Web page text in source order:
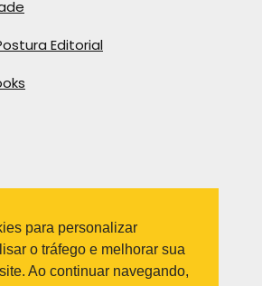
Editorial
do Jacaré
– RJ – CEP: 20970-031
para personalizar
o tráfego e melhorar sua
Ao continuar navegando,